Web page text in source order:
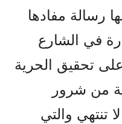
رسالة مفادها
في الشارع
تحقيق الحرية
من شرور
تنتهي والتي